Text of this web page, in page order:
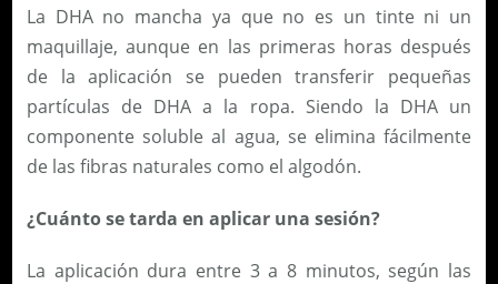
La DHA no mancha ya que no es un tinte ni un
maquillaje, aunque en las primeras horas después
de la aplicación se pueden transferir pequeñas
partículas de DHA a la ropa. Siendo la DHA un
componente soluble al agua, se elimina fácilmente
de las fibras naturales como el algodón.
¿Cuánto se tarda en aplicar una sesión?
La aplicación dura entre 3 a 8 minutos, según las